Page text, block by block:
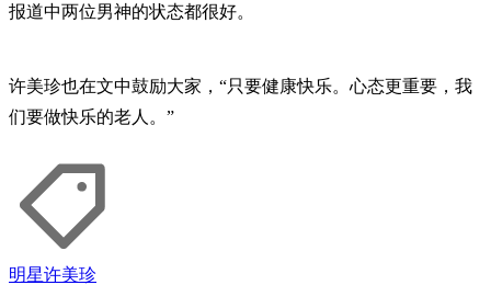
报道中两位男神的状态都很好。
许美珍也在文中鼓励大家，“只要健康快乐。心态更重要，我
们要做快乐的老人。”
明星许美珍